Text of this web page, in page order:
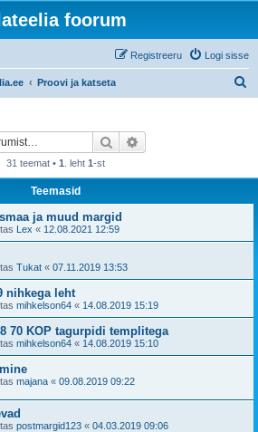
foorum
Logi sisse
Registreeru
Proovi ja katseta
Otsi
31 teemat • 1 . leht 1-st
Teemasid
ja muud margid
Lex « 12.08.2021 12:59
Tukat « 07.11.2019 13:53
nihkega leht
mihkelson64 « 14.08.2019 15:19
70 KOP tagurpidi templitega
mihkelson64 « 14.08.2019 15:10
majana « 09.08.2019 09:22
postmargid123 « 04.03.2019 09:06